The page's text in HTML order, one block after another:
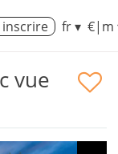
inscrire fr ▾ €|m
vue